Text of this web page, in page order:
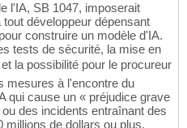
l'IA, SB 1047, imposerait
développeur dépensant
construire un modèle d'IA.
tests de sécurité, la mise en
la possibilité pour le procureur
mesures à l'encontre du
qui cause un « préjudice grave
des incidents entraînant des
millions de dollars ou plus.